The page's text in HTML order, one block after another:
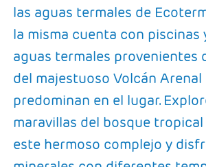
las aguas termales de
la misma cuenta con piscinas
aguas termales provenientes
del majestuoso Volcán Arenal
predominan en el lugar.
maravillas del bosque
este hermoso complejo y